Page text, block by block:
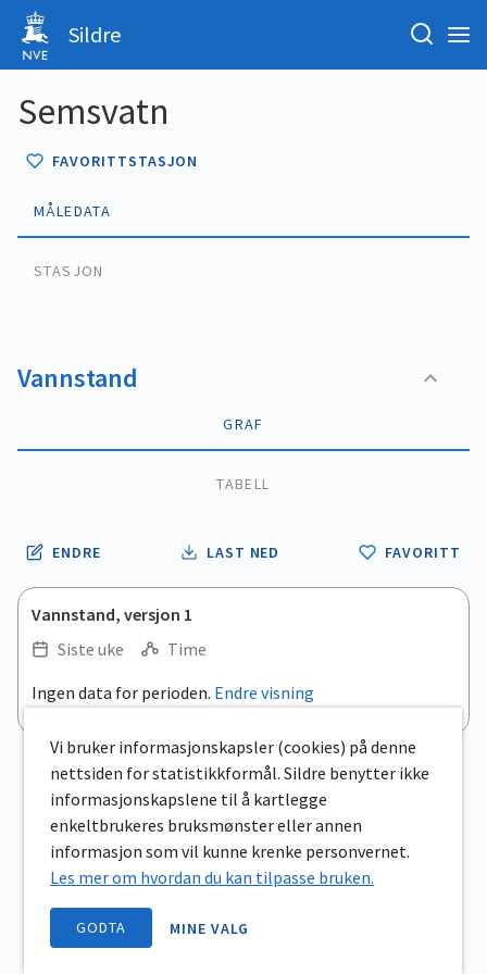
Sildre
Semsvatn
FAVORITTSTASJON
MÅLEDATA
STASJON
Vannstand
GRAF
TABELL
ENDRE LAST NED FAVORITT
Vannstand, versjon 1
Siste uke
Time
Ingen data for perioden. Endre visning
Vi bruker informasjonskapsler (cookies) på denne
nettsiden for statistikkformål. Sildre benytter ikke
informasjonskapslene til å kartlegge
enkeltbrukeres bruksmønster eller annen
informasjon som vil kunne krenke personvernet.
Les mer om hvordan du kan tilpasse bruken.
GODTA MINE VALG